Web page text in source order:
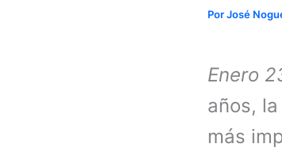
PorJosé
Enero
años,
más